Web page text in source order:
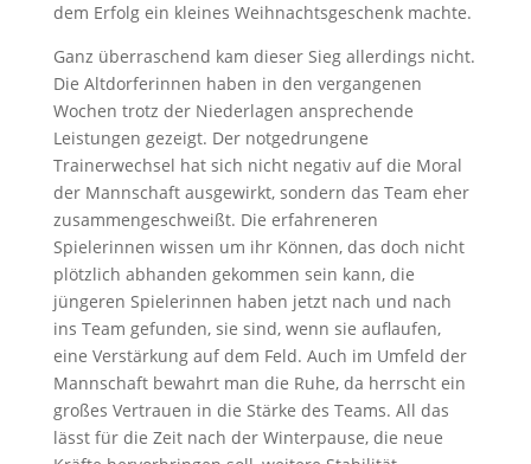
dem Erfolg ein kleines Weihnachtsgeschenk machte.
Ganz überraschend kam dieser Sieg allerdings nicht.
Die Altdorferinnen haben in den vergangenen
Wochen trotz der Niederlagen ansprechende
Leistungen gezeigt. Der notgedrungene
Trainerwechsel hat sich nicht negativ auf die Moral
der Mannschaft ausgewirkt, sondern das Team eher
zusammengeschweißt. Die erfahreneren
Spielerinnen wissen um ihr Können, das doch nicht
plötzlich abhanden gekommen sein kann, die
jüngeren Spielerinnen haben jetzt nach und nach
ins Team gefunden, sie sind, wenn sie auflaufen,
eine Verstärkung auf dem Feld. Auch im Umfeld der
Mannschaft bewahrt man die Ruhe, da herrscht ein
großes Vertrauen in die Stärke des Teams. All das
lässt für die Zeit nach der Winterpause, die neue